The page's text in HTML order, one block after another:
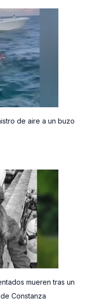
de aire a un buzo
mueren tras un
Constanza